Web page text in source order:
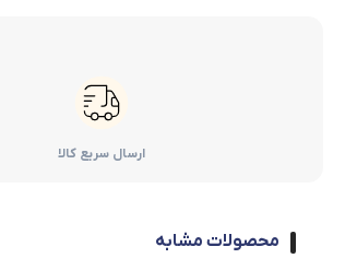
ارسال سریع کالا
محصولات مشابه